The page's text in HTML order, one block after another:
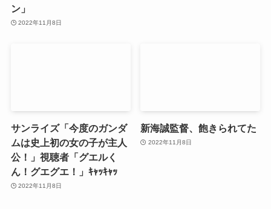
ン」
2022年11月8日
サンライズ「今度のガンダ
ムは史上初の女の子が主人
公！」視聴者「グエルく
ん！グエグエ！」ｷｬｯｷｬｯ
2022年11月8日
新海誠監督、飽きられてた
2022年11月8日